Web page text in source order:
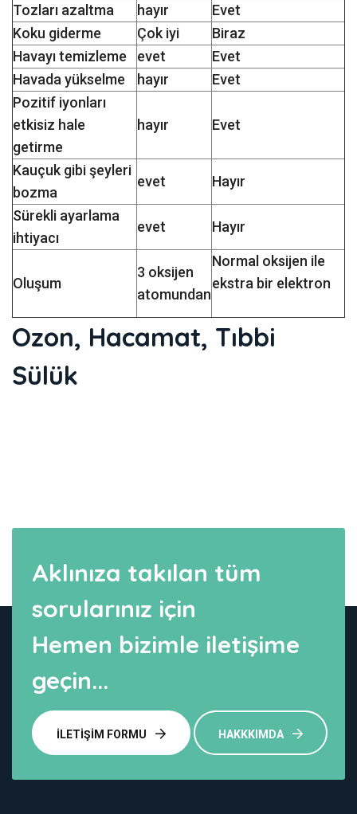
Tozları azaltma
hayır
Evet
Koku giderme
Çok iyi
Biraz
Havayı temizleme
evet
Evet
Havada yükselme
hayır
Evet
Pozitif iyonları
etkisiz hale
getirme
hayır Evet
Kauçuk gibi şeyleri
bozma
evet Hayır
Sürekli ayarlama
ihtiyacı
evet Hayır
Oluşum
3 oksijen
atomundan
Normal oksijen ile
ekstra bir elektron
Ozon, Hacamat, Tıbbi
Sülük
Aklınıza takılan tüm
sorularınız için
Hemen bizimle iletişime
geçin...
İLETIŞIM FORMU HAKKKIMDA